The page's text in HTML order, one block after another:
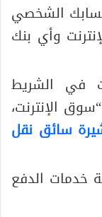
الشخصي
وأي بنك
في الشريط
الإنترنت،
سائق نقل
خدمات الدفع